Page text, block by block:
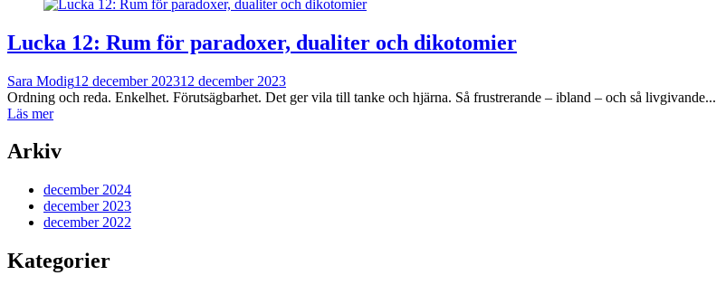
Lucka 12: Rum för paradoxer, dualiter och dikotomier
Sara Modig12 december 202312 december 2023
Ordning och reda. Enkelhet. Förutsägbarhet. Det ger vila till tanke och hjärna. Så frustrerande – ibland – och så livgivande...
Läs mer
Arkiv
december 2024
december 2023
december 2022
Kategorier